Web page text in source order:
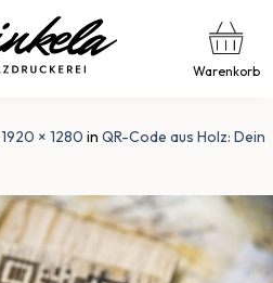
Warenkorb
1920 × 1280 in QR-Code aus Holz: Dein